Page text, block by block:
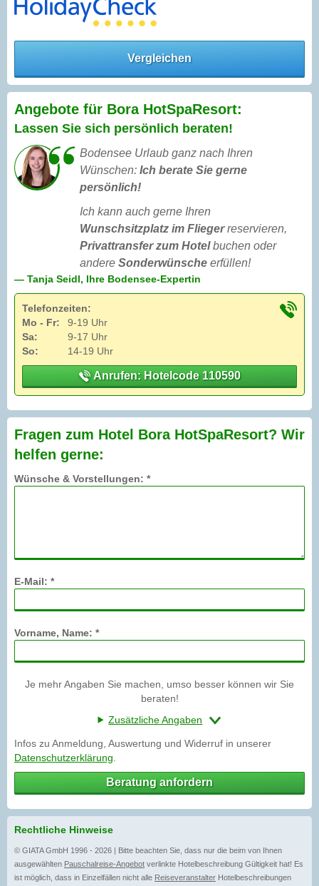
Vergleichen
Angebote für Bora HotSpaResort:
Lassen Sie sich persönlich beraten!
Bodensee Urlaub ganz nach Ihren
Wünschen: Ich berate Sie gerne
persönlich!
Ich kann auch gerne Ihren
Wunschsitzplatz im Fliegerreservieren,
Privattransfer zum Hotelbuchen oder
andere Sonderwünsche erfüllen!
— Tanja Seidl, Ihre Bodensee-Expertin
Telefonzeiten:
Mo - Fr:
9-19 Uhr
Sa:
9-17 Uhr
So:
14-19 Uhr
Anrufen: Hotelcode 110590
Fragen zum Hotel Bora HotSpaResort? Wir
helfen gerne:
Wünsche & Vorstellungen: *
E-Mail: *
Vorname, Name: *
Je mehr Angaben Sie machen, umso besser können wir Sie
beraten!
Zusätzliche Angaben
Infos zu Anmeldung, Auswertung und Widerruf in unserer
Datenschutzerklärung
Beratung anfordern
Rechtliche Hinweise
© GIATA GmbH 1996 - 2026 | Bitte beachten Sie, dass nur die beim von Ihnen
ausgewählten Pauschalreise-Angebot verlinkte Hotelbeschreibung Gültigkeit hat! Es
ist möglich, dass in Einzelfällen nicht alle Reiseveranstalter Hotelbeschreibungen